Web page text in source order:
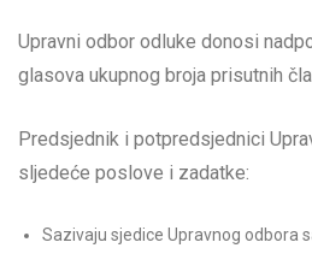
Upravni odbor odluke donosi
glasova ukupnog broja prisutnih
Predsjednik i potpredsjednici
sljedeće poslove i zadatke:
Sazivaju sjedice Upravnog odbora